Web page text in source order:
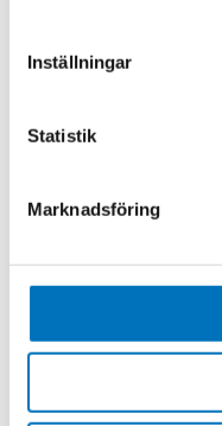
Inställningar
Statistik
Marknadsföring
MDM4901FL